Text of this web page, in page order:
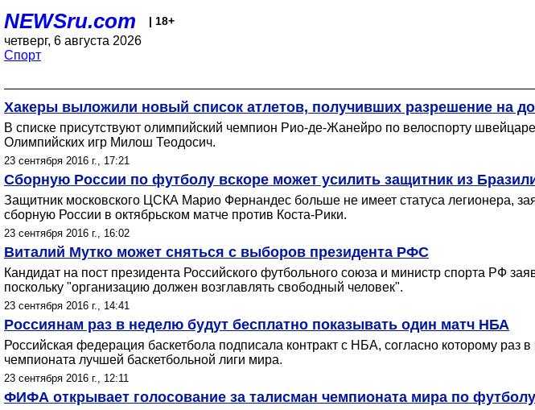
NEWSru.com | 18+
четверг, 6 августа 2026
Спорт
Хакеры выложили новый список атлетов, получивших разрешение на
В списке присутствуют олимпийский чемпион Рио-де-Жанейро по велоспорту
Олимпийских игр Милош Теодосич.
23 сентября 2016 г., 17:21
Сборную России по футболу вскоре может усилить защитник из
Защитник московского ЦСКА Марио Фернандес больше не имеет статуса легионера,
сборную России в октябрьском матче против Коста-Рики.
23 сентября 2016 г., 16:02
Виталий Мутко может сняться с выборов президента РФС
Кандидат на пост президента Российского футбольного союза и министр спорта РФ
поскольку "организацию должен возглавлять свободный человек".
23 сентября 2016 г., 14:41
Россиянам раз в неделю будут бесплатно показывать один матч НБА
Российская федерация баскетбола подписала контракт с НБА, согласно которому раз
чемпионата лучшей баскетбольной лиги мира.
23 сентября 2016 г., 12:11
ФИФА открывает голосование за талисман чемпионата мира по футболу